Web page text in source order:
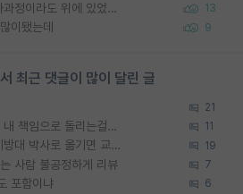
진짜 제발 적당히 똑똑한 박사과정이라도 위에 있었으면.. 13
이됐는데 9
최근 댓글이 많이 달린 글
21
왜 후배가 못하는걸 교수님은 내 책임으로 돌리는걸까요? 11
SSH 박사과정을 그만두고 지방대 박사로 옮기면 교수의 꿈은 끝일까요? 19
사람 불공정하게 리뷰 7
포함이냐 6